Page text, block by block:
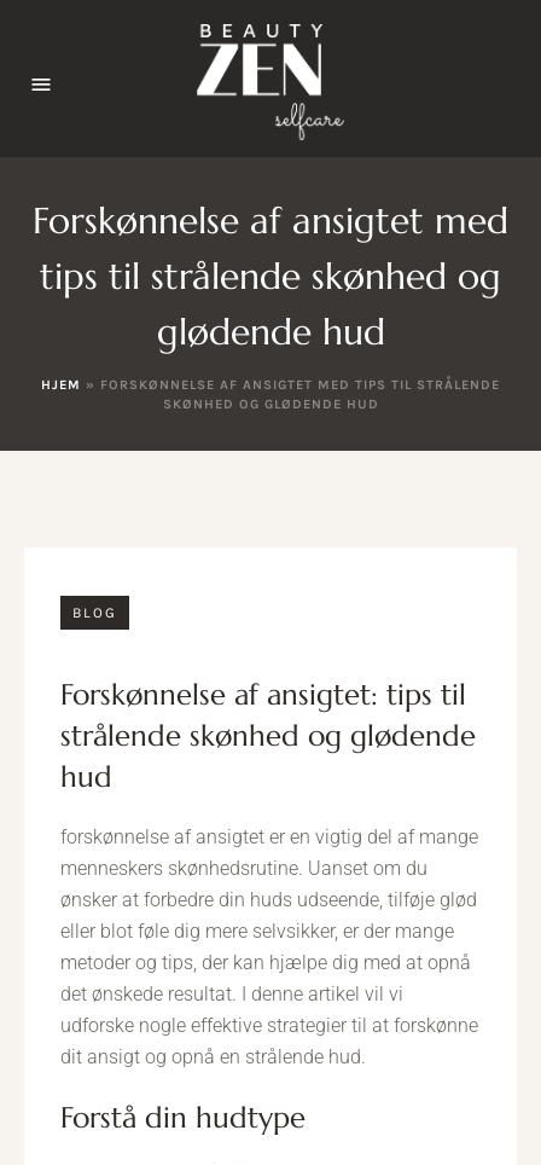
Forskønnelse af ansigtet med
tips til strålende skønhed og
glødende hud
HJEM » FORSKØNNELSE AF ANSIGTET MED TIPS TIL STRÅLENDE
SKØNHED OG GLØDENDE HUD
BLOG
forskønnelse af ansigtet: tips til
strålende skønhed og glødende
hud
forskønnelse af ansigtet er en vigtig del af mange
menneskers skønhedsrutine. Uanset om du
ønsker at forbedre din huds udseende, tilføje glød
eller blot føle dig mere selvsikker, er der mange
metoder og tips, der kan hjælpe dig med at opnå
det ønskede resultat. I denne artikel vil vi
udforske nogle effektive strategier til at forskønne
dit ansigt og opnå en strålende hud.
forstå din hudtype